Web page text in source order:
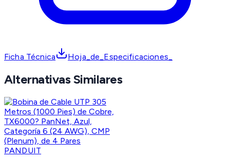
Ficha Técnica Hoja_de_Especificaciones_
Alternativas Similares
PANDUIT